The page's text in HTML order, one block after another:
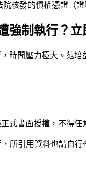
核發的債權憑證（
強制執行？
時間壓力極大。 范培
式書面授權，不得任
所引用資料也請自